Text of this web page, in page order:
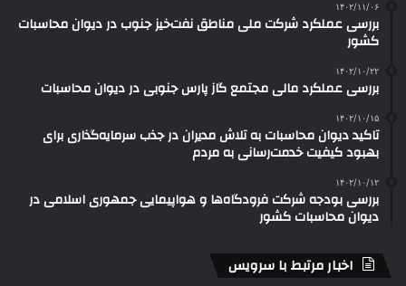
۱۴۰۲/۱۱/۰۶
بررسی عملکرد شرکت ملی مناطق نفت‌خیز جنوب در دیوان محاسبات
کشور
۱۴۰۲/۱۰/۲۲
بررسی عملکرد مالی مجتمع گاز پارس جنوبی در دیوان محاسبات
۱۴۰۲/۱۰/۱۵
تاکید دیوان محاسبات به تلاش مدیران در جذب سرمایه‌گذاری برای
بهبود کیفیت خدمت‌رسانی به مردم
۱۴۰۲/۱۰/۱۲
بررسی بودجه شرکت فرودگاه‌ها و هواپیمایی جمهوری اسلامی در
دیوان محاسبات کشور
اخبار مرتبط با سرویس